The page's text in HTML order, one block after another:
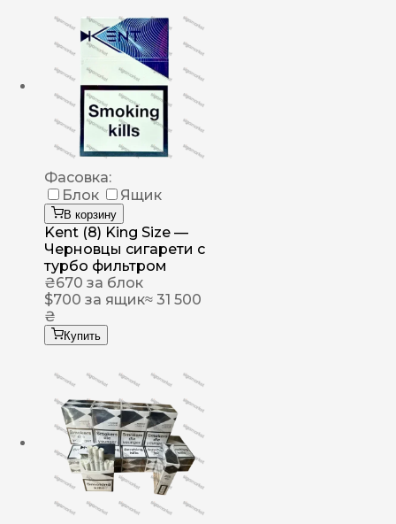
Фасовка:
Блок
Ящик
В корзину
Kent (8) King Size —
Черновцы сигарети с
турбо фильтром
₴670 за блок
$700 за ящик≈ 31 500
₴
Купить